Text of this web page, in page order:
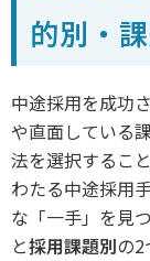
的別・
中途採用を成功
や直面している
法を選択するこ
わたる中途採用
な「一手」を見
と採用課題別の2